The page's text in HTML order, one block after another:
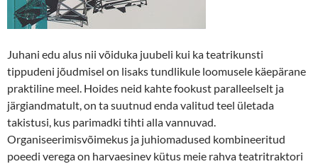
Juhani edu alus nii võiduka juubeli kui ka teatrikunsti
tippudeni jõudmisel on lisaks tundlikule loomusele käepärane
praktiline meel. Hoides neid kahte fookust paralleelselt ja
järgiandmatult, on ta suutnud enda valitud teel ületada
takistusi, kus parimadki tihti alla vannuvad.
Organiseerimisvõimekus ja juhiomadused kombineeritud
poeedi verega on harvaesinev kütus meie rahva teatritraktori